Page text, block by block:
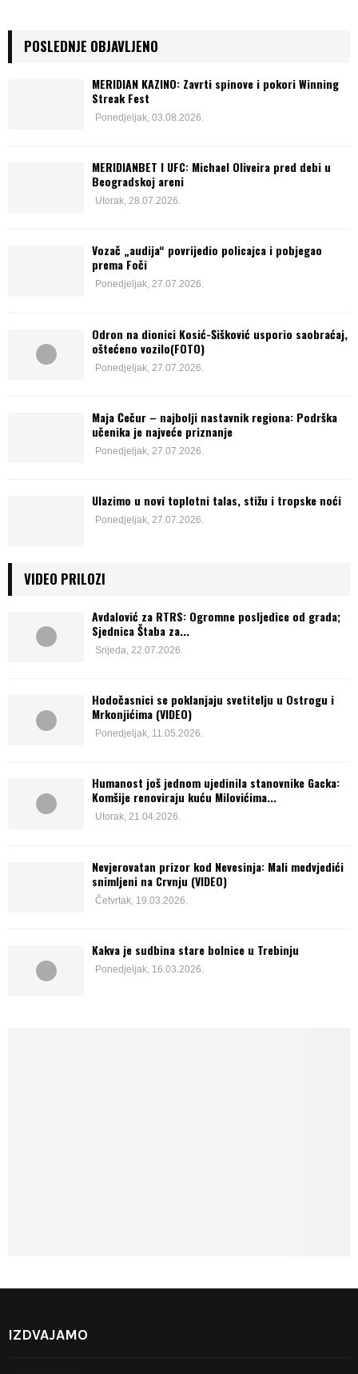
POSLEDNJE OBJAVLJENO
MERIDIAN KAZINO: Zavrti spinove i pokori Winning
Streak Fest
Ponedjeljak, 03.08.2026.
MERIDIANBET I UFC: Michael Oliveira pred debi u
Beogradskoj areni
Utorak, 28.07.2026.
Vozač „audija“ povrijedio policajca i pobjegao
prema Foči
Ponedjeljak, 27.07.2026.
Odron na dionici Kosić-Šišković usporio saobraćaj,
oštećeno vozilo(FOTO)
Ponedjeljak, 27.07.2026.
Maja Čečur – najbolji nastavnik regiona: Podrška
učenika je najveće priznanje
Ponedjeljak, 27.07.2026.
Ulazimo u novi toplotni talas, stižu i tropske noći
Ponedjeljak, 27.07.2026.
VIDEO PRILOZI
Avdalović za RTRS: Ogromne posljedice od grada;
Sjednica Štaba za...
Srijeda, 22.07.2026.
Hodočasnici se poklanjaju svetitelju u Ostrogu i
Mrkonjićima (VIDEO)
Ponedjeljak, 11.05.2026.
Humanost još jednom ujedinila stanovnike Gacka:
Komšije renoviraju kuću Milovićima...
Utorak, 21.04.2026.
Nevjerovatan prizor kod Nevesinja: Mali medvjedići
snimljeni na Crvnju (VIDEO)
Četvrtak, 19.03.2026.
Kakva je sudbina stare bolnice u Trebinju
Ponedjeljak, 16.03.2026.
IZDVAJAMO